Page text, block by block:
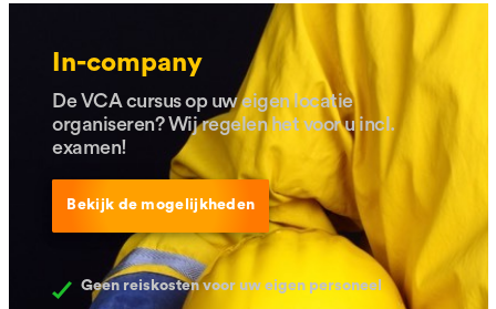
In-company
De VCA cursus op uw eigen locatie
organiseren? Wij regelen het voor u incl.
examen!
Bekijk de mogelijkheden
Geen reiskosten voor uw eigen personeel